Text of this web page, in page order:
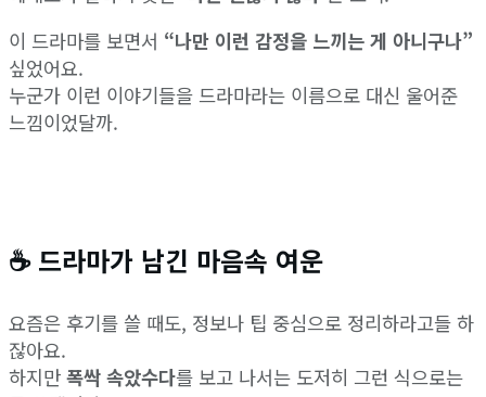
이 드라마를 보면서 “나만 이런 감정을 느끼는 게 아니구나”
싶었어요.
누군가 이런 이야기들을 드라마라는 이름으로 대신 울어준
느낌이었달까.
☕ 드라마가 남긴 마음속 여운
요즘은 후기를 쓸 때도, 정보나 팁 중심으로 정리하라고들 하
잖아요.
하지만 폭싹 속았수다를 보고 나서는 도저히 그런 식으로는